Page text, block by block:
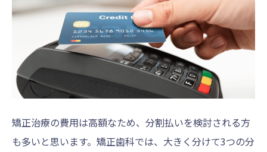
矯正治療の費用は高額なため、分割払いを検討される方
も多いと思います。矯正歯科では、大きく分けて3つの分